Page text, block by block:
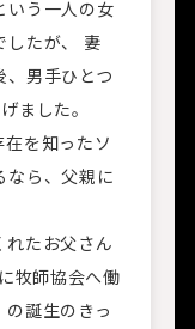
いう一人の女
したが、 妻
、男手ひとつ
ました。
を知ったソ
なら、父親に
れたお父さん
牧師協会へ働
誕生のきっ